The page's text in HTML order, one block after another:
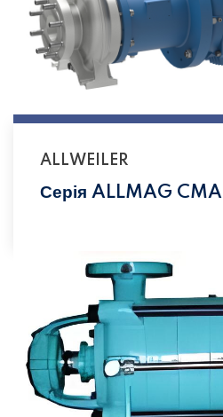
ALLWEILER
Серія ALLMAG CMA